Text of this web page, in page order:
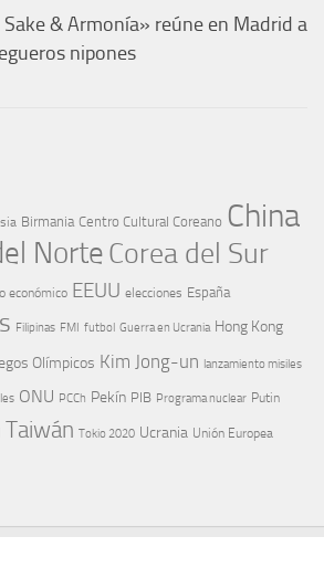
Sake & Armonía» reúne en Madrid a
nipones
Birmania Centro Cultural Coreano China
NorteCorea del Sur
económico EEUU elecciones España
Filipinas FMI futbol Guerra en Ucrania Hong Kong
Olímpicos Kim Jong-un lanzamiento misiles
ONU PCCh Pekín PIB Programa nuclear Putin
Taiwán Tokio 2020 Ucrania Unión Europea